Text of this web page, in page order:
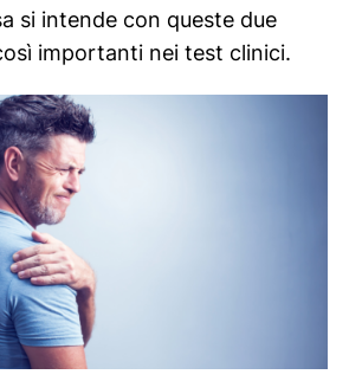
si intende con queste due
importanti nei test clinici.